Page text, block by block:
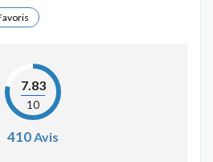
7.83
10
410Avis